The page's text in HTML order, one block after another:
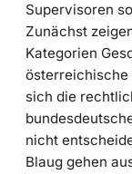
Supervisoren
Zunächst
Kategorien
österreichische
sich die
nicht
Blaug gehen